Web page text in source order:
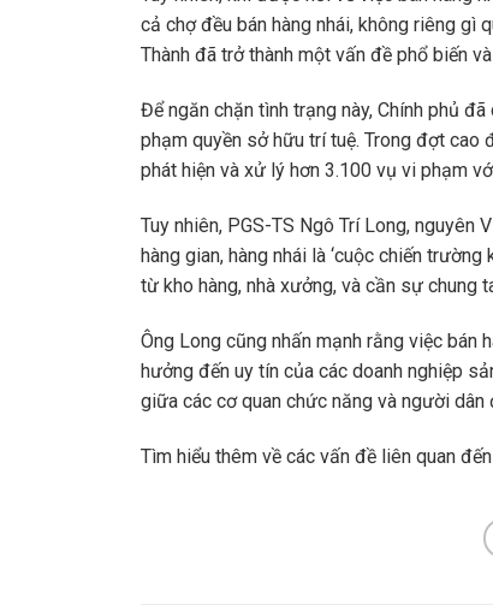
cả chợ đều bán hàng nhái, không riêng gì
Thành đã trở thành một vấn đề phổ biến
Để ngăn chặn tình trạng này, Chính phủ
phạm quyền sở hữu trí tuệ. Trong đợt
phát hiện và xử lý hơn 3.100 vụ vi phạm
Tuy nhiên, PGS-TS Ngô Trí Long,
hàng gian, hàng nhái là ‘cuộc chiến
từ kho hàng, nhà xưởng, và cần sự chung
Ông Long cũng nhấn mạnh rằng việc bán
hưởng đến uy tín của các doanh nghiệp
giữa các cơ quan chức năng và người
Tìm hiểu thêm về các vấn đề liên quan